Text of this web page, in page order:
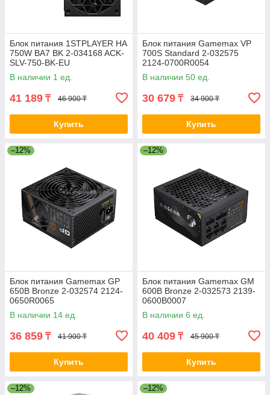
Блок питания 1STPLAYER HA
750W BA7 BK 2-034168 ACK-
SLV-750-BK-EU
В наличии 1 ед.
41 189 ₸ 46 900 ₸
Купить
Блок питания Gamemax VP
700S Standard 2-032575
2124-0700R0054
В наличии 50 ед.
30 679 ₸ 34 900 ₸
Купить
–12%
Блок питания Gamemax GP
650B Bronze 2-032574 2124-
0650R0065
В наличии 14 ед.
36 859 ₸ 41 900 ₸
Купить
–12%
Блок питания Gamemax GM
600B Bronze 2-032573 2139-
0600B0007
В наличии 6 ед.
40 409 ₸ 45 900 ₸
Купить
–12% –12%